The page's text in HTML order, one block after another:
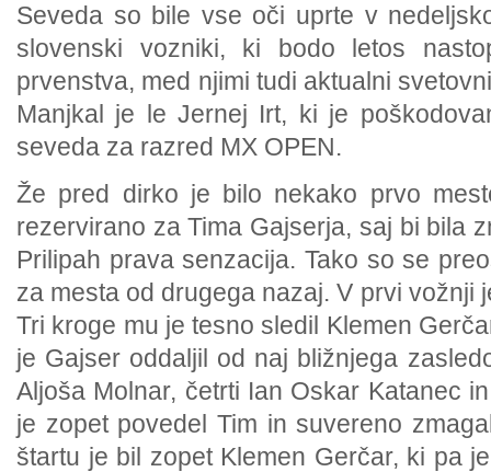
Seveda so bile vse oči uprte v
slovenski vozniki, ki bodo letos
prvenstva, med njimi tudi aktualni
Manjkal je le Jernej Irt, ki je
seveda za razred MX OPEN.
Že pred dirko je bilo nekako prvo
rezervirano za Tima Gajserja, saj bi bila
Prilipah prava senzacija. Tako so se
za mesta od drugega nazaj. V prvi vožnji
Tri kroge mu je tesno sledil Klemen
je Gajser oddaljil od naj bližnjega
Aljoša Molnar, četrti Ian Oskar Katanec
je zopet povedel Tim in suvereno
štartu je bil zopet Klemen Gerčar, ki pa